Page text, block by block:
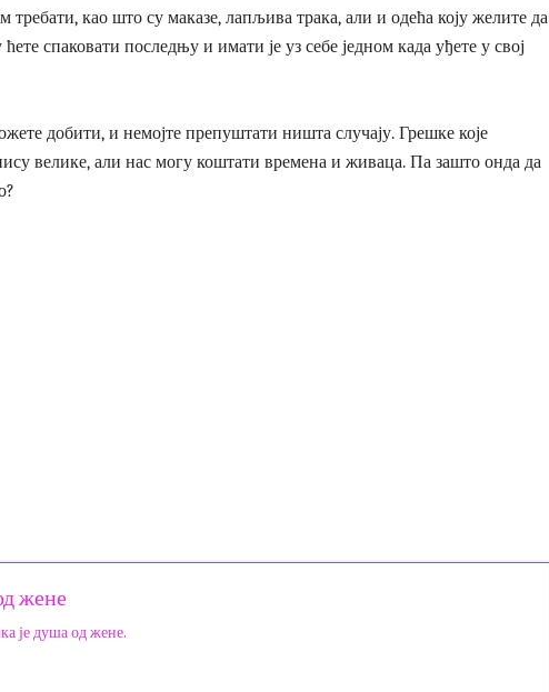
требати, као што су маказе, лапљива трака, али и одећа коју желите да
ћете спаковати последњу и имати је уз себе једном када уђете у свој
добити, и немојте препуштати ништа случају. Грешке које
велике, али нас могу коштати времена и живаца. Па зашто онда да
жене
је душа од жене.